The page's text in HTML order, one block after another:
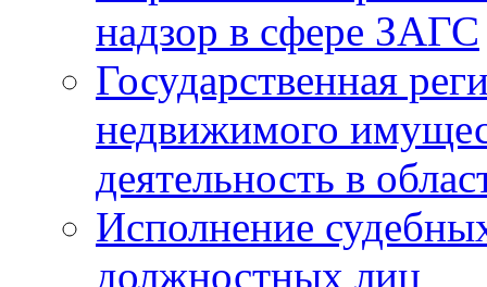
надзор в сфере ЗАГС
Государственная
недвижимого
деятельность в
Исполнение
должностных лиц